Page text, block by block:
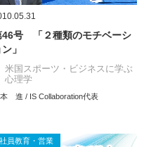
46号 「２種類のモチベーシ
ン」
米国スポーツ・ビジネスに学ぶ
心理学
進 / IS Collaboration代表
社員教育・営業